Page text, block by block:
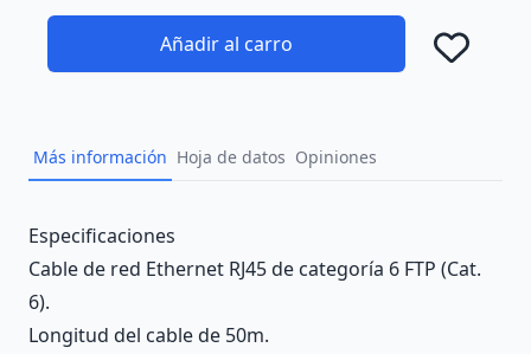
Añadir al carro
Más información Hoja de datos Opiniones
Description
Especificaciones
Cable de red Ethernet RJ45 de categoría 6 FTP (Cat.
6).
Longitud del cable de 50m.